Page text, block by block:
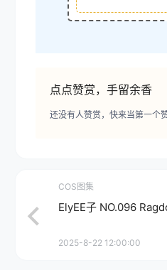
点点赞赏，手留余香
还没有人赞赏，快来当第一个
COS图集
ElyEE子 NO.096
2025-8-22 12:00:00